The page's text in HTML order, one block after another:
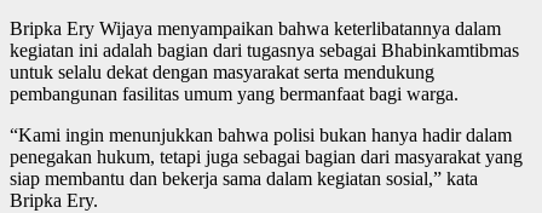
Bripka Ery Wijaya menyampaikan bahwa keterlibatannya dalam
kegiatan ini adalah bagian dari tugasnya sebagai Bhabinkamtibmas
untuk selalu dekat dengan masyarakat serta mendukung
pembangunan fasilitas umum yang bermanfaat bagi warga.
“Kami ingin menunjukkan bahwa polisi bukan hanya hadir dalam
penegakan hukum, tetapi juga sebagai bagian dari masyarakat yang
siap membantu dan bekerja sama dalam kegiatan sosial,” kata
Bripka Ery.